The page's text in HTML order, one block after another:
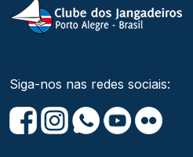
Siga-nos nas redes sociais: